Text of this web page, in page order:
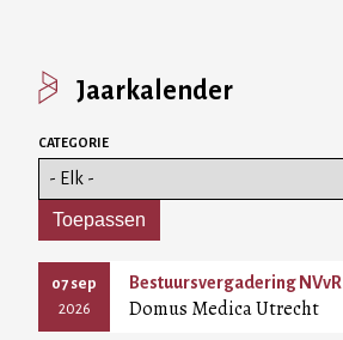
Jaarkalender
CATEGORIE
07 sep
2026
Bestuursvergadering NVvR
Domus Medica Utrecht